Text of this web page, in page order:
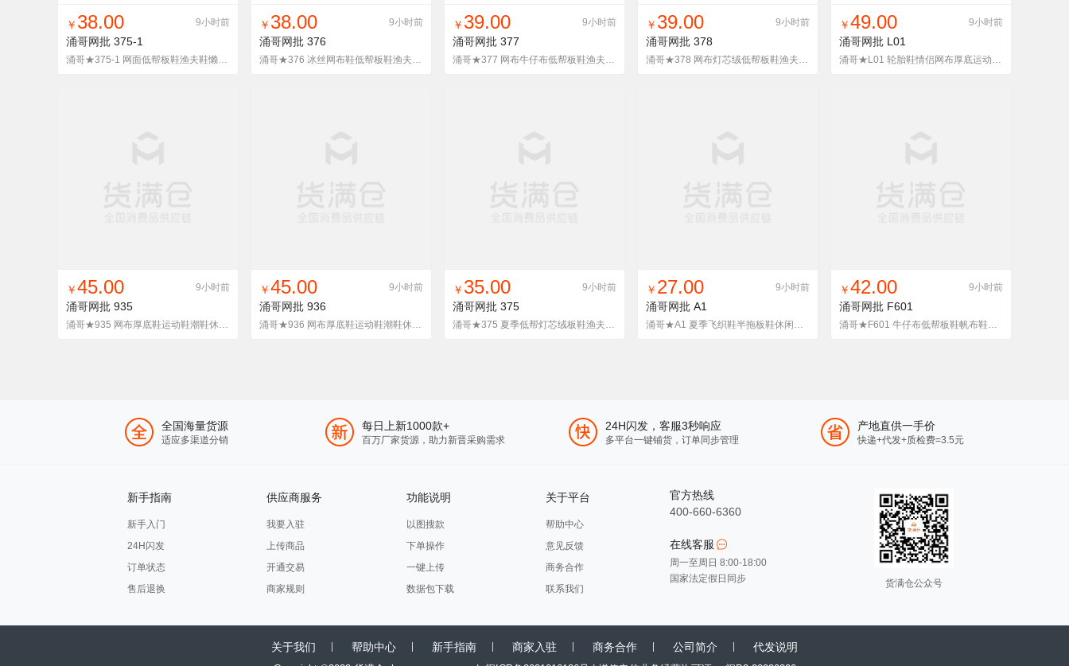
找同款 加入铺货单 收藏
￥ 38.00 9小时前
涌哥网批 375-1
涌哥★375-1 网面低帮板鞋渔夫鞋懒人鞋一脚蹬布鞋潮男鞋夏
找同款 加入铺货单 收藏
￥ 38.00 9小时前
涌哥网批 376
涌哥★376 冰丝网布鞋低帮板鞋渔夫鞋懒人鞋一脚蹬潮男鞋夏季
找同款 加入铺货单 收藏
￥ 39.00 9小时前
涌哥网批 377
涌哥★377 网布牛仔布低帮板鞋渔夫鞋懒人鞋一脚蹬布鞋潮男鞋
找同款 加入铺货单 收藏
￥ 39.00 9小时前
涌哥网批 378
涌哥★378 网布灯芯绒低帮板鞋渔夫鞋懒人鞋一脚蹬布鞋潮男鞋
找同款 加入铺货单 收藏
￥49.00 9小时前
涌哥网批 L01
涌哥★L01 轮胎鞋情侣网布厚底运动潮鞋休闲老爹鞋学生四季
找同款 加入铺货单 收藏
￥45.00 9小时前
涌哥网批 935
涌哥★935 网布厚底鞋运动鞋潮鞋休闲鞋老爹鞋韩版学生四季
找同款 加入铺货单 收藏
￥45.00 9小时前
涌哥网批 936
涌哥★936 网布厚底鞋运动鞋潮鞋休闲鞋老爹鞋韩版学生四季
找同款 加入铺货单 收藏
￥ 35.00 9小时前
涌哥网批 375
涌哥★375 夏季低帮灯芯绒板鞋渔夫鞋懒人鞋一脚蹬布鞋潮男鞋
找同款 加入铺货单 收藏
￥ 27.00 9小时前
涌哥网批 A1
涌哥★A1 夏季飞织鞋半拖板鞋休闲鞋小白鞋潮鞋单鞋学生鞋男鞋
找同款 加入铺货单 收藏
￥42.00 9小时前
涌哥网批 F601
涌哥★F601 牛仔布低帮板鞋帆布鞋学生鞋布鞋休闲鞋男鞋潮鞋
全国海量货源
适应多渠道分销
每日上新1000款+
百万厂家货源，助力新晋采购需求
24H闪发，客服3秒响应
多平台一键铺货，订单同步管理
产地直供一手价
快递+代发+质检费=3.5元
新手指南
新手入门
24H闪发
订单状态
售后退换
供应商服务
我要入驻
上传商品
开通交易
商家规则
功能说明
以图搜款
下单操作
一键上传
数据包下载
关于平台
帮助中心
意见反馈
商务合作
联系我们
官方热线
400-660-6360
在线客服
周一至周日 8:00-18:00
国家法定假日同步
货满仓公众号
关于我们 帮助中心 新手指南 商家入驻 商务合作 公司简介 代发说明